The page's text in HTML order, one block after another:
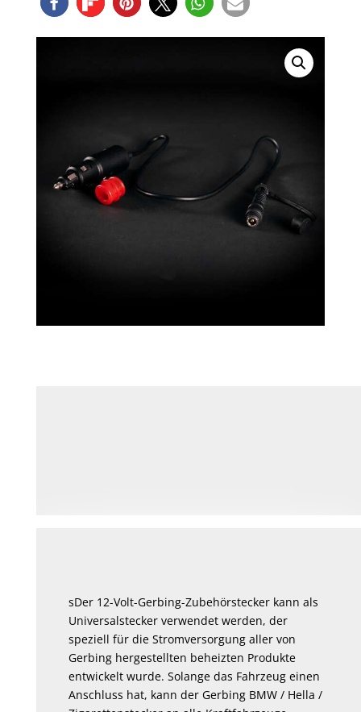
Menge
sDer 12-Volt-Gerbing-Zubehörstecker kann als
Universalstecker verwendet werden, der
speziell für die Stromversorgung aller von
Gerbing hergestellten beheizten Produkte
entwickelt wurde. Solange das Fahrzeug einen
Anschluss hat, kann der Gerbing BMW / Hella /